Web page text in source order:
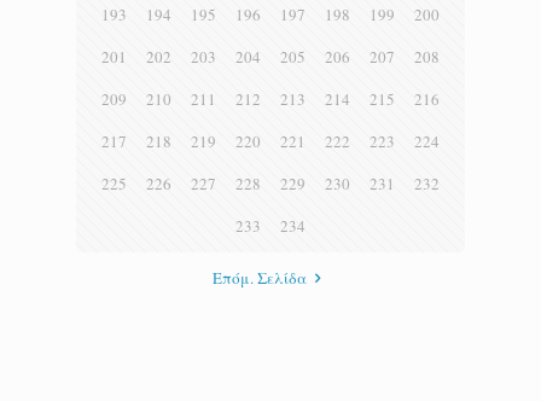
193
194 195 196 197 198 199
200
201
202 203 204 205 206 207
208
209
210 211 212 213 214 215
216
217
218 219 220 221 222 223
224
225
226 227 228 229 230 231
232
233
234
Επόμ. Σελίδα